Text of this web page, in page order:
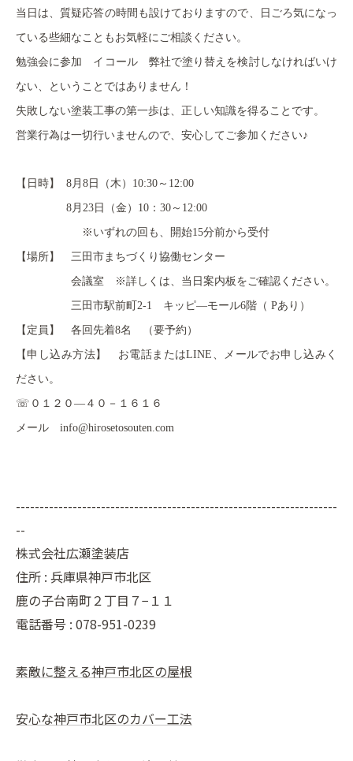
当日は、質疑応答の時間も設けておりますので、日ごろ気になっ
ている些細なこともお気軽にご相談ください。
勉強会に参加 イコール 弊社で塗り替えを検討しなければいけ
ない、ということではありません！
失敗しない塗装工事の第一歩は、正しい知識を得ることです。
営業行為は一切行いませんので、安心してご参加ください♪
【日時】 8月8日（木）10:30～12:00
8月23日（金）10：30～12:00
※いずれの回も、開始15分前から受付
【場所】 三田市まちづくり協働センター
会議室 ※詳しくは、当日案内板をご確認ください。
三田市駅前町2-1 キッピ―モール6階（ Pあり）
【定員】 各回先着8名 （要予約）
【申し込み方法】 お電話またはLINE、メールでお申し込みく
ださい。
☏ ０１２０―４０－１６１６
メール info@hirosetosouten.com
--------------------------------------------------------------------
--
株式会社広瀬塗装店
住所 : 兵庫県神戸市北区
鹿の子台南町２丁目７−１１
電話番号 : 078-951-0239
素敵に整える神戸市北区の屋根
安心な神戸市北区のカバー工法